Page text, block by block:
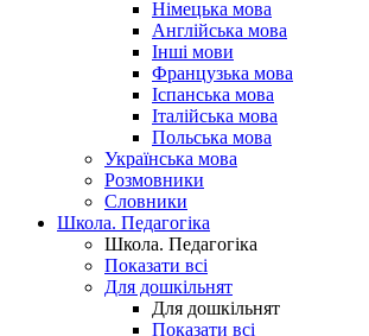
Німецька мова
Англійська мова
Інші мови
Французька мова
Іспанська мова
Італійська мова
Польська мова
Українська мова
Розмовники
Словники
Школа. Педагогіка
Школа. Педагогіка
Показати всі
Для дошкільнят
Для дошкільнят
Показати всі